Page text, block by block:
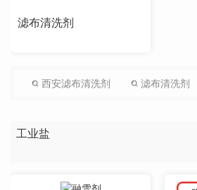
滤布清洗剂
西安滤布清洗剂 滤布清洗剂
工业盐